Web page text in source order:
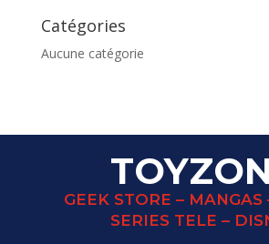
Catégories
Aucune catégorie
GEEK STORE – MANGAS
SERIES TELE –